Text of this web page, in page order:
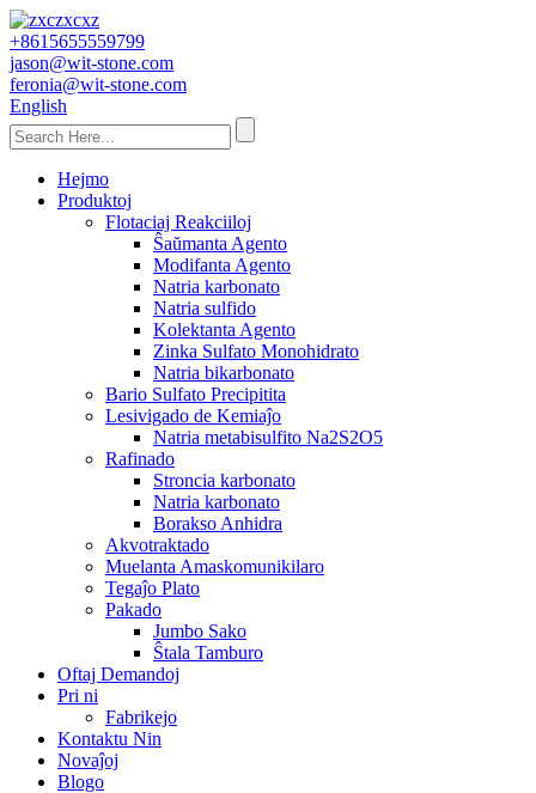
+8615655559799
jason@wit-stone.com
feronia@wit-stone.com
English
Hejmo
Produktoj
Flotaciaj Reakciiloj
Ŝaŭmanta Agento
Modifanta Agento
Natria karbonato
Natria sulfido
Kolektanta Agento
Zinka Sulfato Monohidrato
Natria bikarbonato
Bario Sulfato Precipitita
Lesivigado de Kemiaĵo
Natria metabisulfito Na2S2O5
Rafinado
Stroncia karbonato
Natria karbonato
Borakso Anhidra
Akvotraktado
Muelanta Amaskomunikilaro
Tegaĵo Plato
Pakado
Jumbo Sako
Ŝtala Tamburo
Oftaj Demandoj
Pri ni
Fabrikejo
Kontaktu Nin
Novaĵoj
Blogo